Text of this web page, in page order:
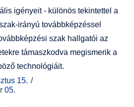
igényeit - különös tekintettel a
irányú továbbképzéssel
szak hallgatói az
támaszkodva megismerik a
technológiáit.
15.
05.